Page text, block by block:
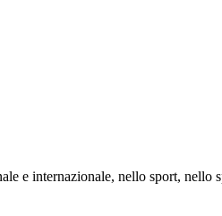
e internazionale, nello sport, nello